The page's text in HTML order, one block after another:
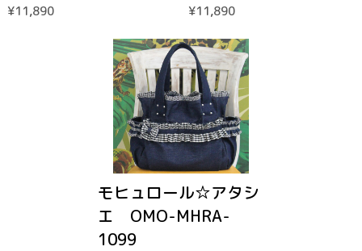
¥11,890 ¥11,890
モヒュロール☆アタシ
エ OMO-MHRA-
1099